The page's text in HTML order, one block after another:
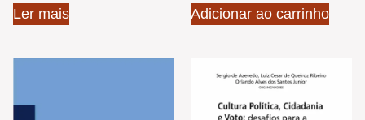
Ler mais Adicionar ao carrinho